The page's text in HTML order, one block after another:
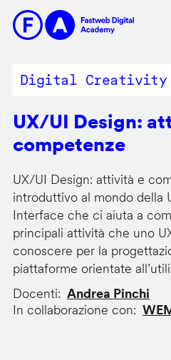
contenuto
Digital Creativity
UX/UI Design:
competenze
UX/UI Design: attività e
introduttivo al mondo della
Interface che ci aiuta a
principali attività che uno
conoscere per la
piattaforme orientate
Docenti
Andrea Pinchi
In collaborazione con